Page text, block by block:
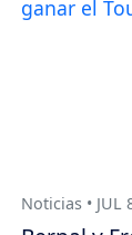
Noticias • JUL